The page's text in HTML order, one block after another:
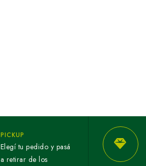
PICKUP
Elegí tu pedido y pasá
a retirar de los